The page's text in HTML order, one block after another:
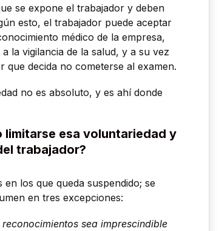
se expone el trabajador y deben
esto, el trabajador puede aceptar
médico de la empresa,
la vigilancia de la salud, y a su vez
que decida no cometerse al examen.
no es absoluto, y es ahí donde
limitarse esa voluntariedad y
trabajador?
los que queda suspendido; se
en tres excepciones:
sea imprescindible